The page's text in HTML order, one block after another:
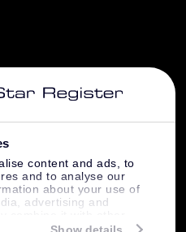
content and ads, to
and to analyse our
about your use of
advertising and
to them or that